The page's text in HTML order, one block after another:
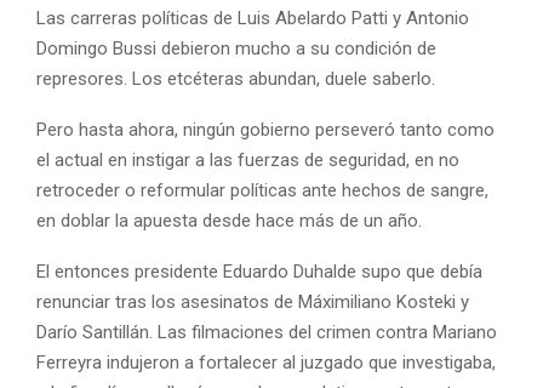
Las carreras políticas de Luis Abelardo Patti y Antonio
Domingo Bussi debieron mucho a su condición de
represores. Los etcéteras abundan, duele saberlo.
Pero hasta ahora, ningún gobierno perseveró tanto como
el actual en instigar a las fuerzas de seguridad, en no
retroceder o reformular políticas ante hechos de sangre,
en doblar la apuesta desde hace más de un año.
El entonces presidente Eduardo Duhalde supo que debía
renunciar tras los asesinatos de Máximiliano Kosteki y
Darío Santillán. Las filmaciones del crimen contra Mariano
Ferreyra indujeron a fortalecer al juzgado que investigaba,